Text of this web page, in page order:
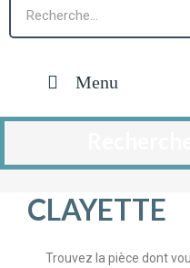
Menu
CLAYETTE
Trouvez la pièce dont